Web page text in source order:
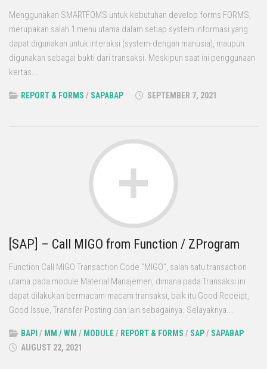
Menggunakan SMARTFOMS untuk kebutuhan develop forms FORMS,
merupakan salah 1 menu utama dalam setiap system informasi yang
dapat digunakan untuk interaksi (system-dengan manusia), maupun
digunakan sebagai bukti dari transaksi. Meskipun saat ini penggunaan
kertas...
REPORT & FORMS / SAPABAP SEPTEMBER 7, 2021
[SAP] – Call MIGO from Function / ZProgram
Function Call MIGO Transaction Code “MIGO”, salah satu transaction
utama pada module Material Manajemen, dimana pada Transaksi ini
dapat dilakukan bermacam-macam transaksi, baik itu Good Receipt,
Good Issue, Transfer Posting dan lain sebagainya. Selayaknya...
BAPI / MM / WM / MODULE/ REPORT & FORMS / SAP/ SAPABAP
AUGUST 22, 2021